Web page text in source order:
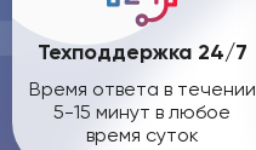
Техподдержка 24/7
Время ответа в течении
5-15 минут в любое
время суток